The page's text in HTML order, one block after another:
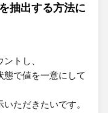
抽出する方法に
トし、
で値を一意にして
ただきたいです。